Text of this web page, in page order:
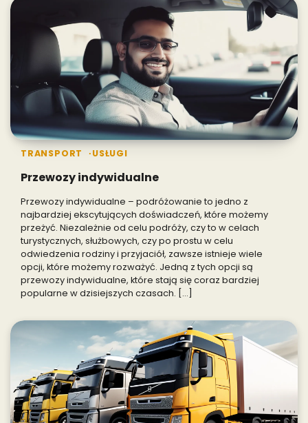
TRANSPORT USŁUGI
Przewozy indywidualne
Przewozy indywidualne – podróżowanie to jedno z
najbardziej ekscytujących doświadczeń, które możemy
przeżyć. Niezależnie od celu podróży, czy to w celach
turystycznych, służbowych, czy po prostu w celu
odwiedzenia rodziny i przyjaciół, zawsze istnieje wiele
opcji, które możemy rozważyć. Jedną z tych opcji są
przewozy indywidualne, które stają się coraz bardziej
popularne w dzisiejszych czasach. […]